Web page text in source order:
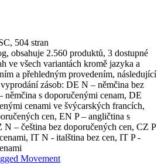
504 stran
obsahuje 2.560 produktů, 3 dostupné
ve všech variantách kromě jazyka a
a přehledným provedením, následující
zásob: DE N – němčina bez
němčina s doporučenými cenam, DE
cenami ve švýcarských francích,
cen, EN P – angličtina s
– čeština bez doporučených cen, CZ P
IT N - italština bez cen, IT P -
Movement